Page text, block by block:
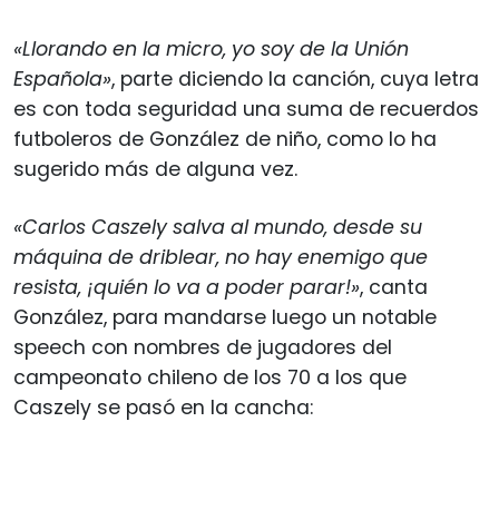
«Llorando en la micro, yo soy de la Unión
Española», parte diciendo la canción, cuya letra
es con toda seguridad una suma de recuerdos
futboleros de González de niño, como lo ha
sugerido más de alguna vez.
«Carlos Caszely salva al mundo, desde su
máquina de driblear, no hay enemigo que
resista, ¡quién lo va a poder parar!», canta
González, para mandarse luego un notable
speech con nombres de jugadores del
campeonato chileno de los 70 a los que
Caszely se pasó en la cancha: